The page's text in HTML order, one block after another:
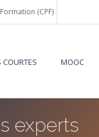
(CPF)
MOOC
experts